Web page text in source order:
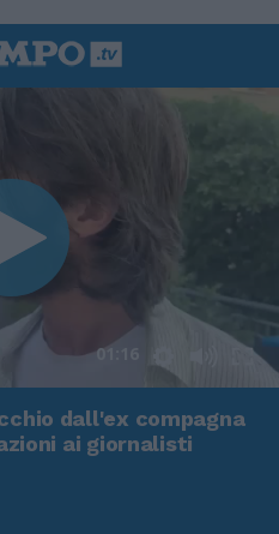
01:16
dall'ex compagna
ai giornalisti